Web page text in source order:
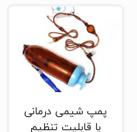
پمپ شیمی درمانی
با قابلیت تنظیم